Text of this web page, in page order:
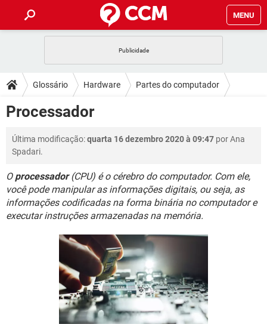
MENU
CELULAR FACEBOOK
OUTLOOK
GUIA DE COMPRAS
DICAS
JOGOS
CELULAR
OUTLOOK EXCEL
GUIA DE COMPRAS
DOWNLOADS
CELULAR
INSTAGRAM GMAIL
GUIA DE COMPRAS
FÓRUM
CELULAR FACEBOOK
OUTLOOK EXCEL
INSTAGRAM GMAIL
GUIA DE COMPRAS
JOGOS WHATSAPP
CELULAR
GMAIL
GUIA DE COMPRAS
Glossário Hardware Partes do computador
Processador
Última modificação:quarta 16 dezembro 2020 à 09:47 por Ana
Spadari.
O processador(CPU) é o cérebro do computador. Com ele,
você pode manipular as informações digitais, ou seja, as
informações codificadas na forma binária no computador e
executar instruções armazenadas na memória.